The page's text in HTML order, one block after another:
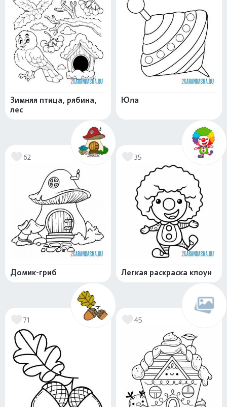
Зимняя птица, рябина,
лес
Юла
62
Домик-гриб
35
Легкая раскраска клоун
71 45